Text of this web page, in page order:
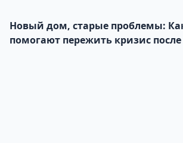
Новый дом, старые проблемы:
помогают пережить кризис после